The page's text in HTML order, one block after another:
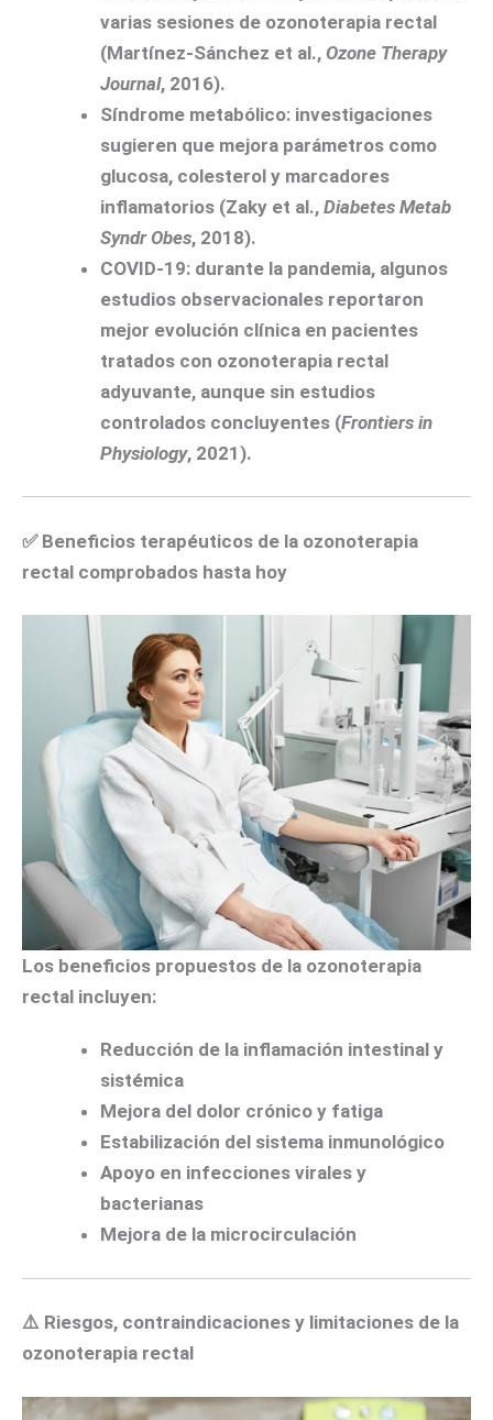
varias sesiones de ozonoterapia rectal
(Martínez-Sánchez et al., Ozone Therapy
Journal, 2016).
Síndrome metabólico: investigaciones
sugieren que mejora parámetros como
glucosa, colesterol y marcadores
inflamatorios (Zaky et al., Diabetes Metab
Syndr Obes, 2018).
COVID-19: durante la pandemia, algunos
estudios observacionales reportaron
mejor evolución clínica en pacientes
tratados con ozonoterapia rectal
adyuvante, aunque sin estudios
controlados concluyentes (Frontiers in
Physiology, 2021).
✅ Beneficios terapéuticos de la ozonoterapia
rectal comprobados hasta hoy
Los beneficios propuestos de la ozonoterapia
rectal incluyen:
Reducción de la inflamación intestinal y
sistémica
Mejora del dolor crónico y fatiga
Estabilización del sistema inmunológico
Apoyo en infecciones virales y
bacterianas
Mejora de la microcirculación
⚠️ Riesgos, contraindicaciones y limitaciones de la
ozonoterapia rectal